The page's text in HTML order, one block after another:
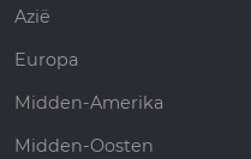
Azië
Europa
Midden-Amerika
Midden-Oosten